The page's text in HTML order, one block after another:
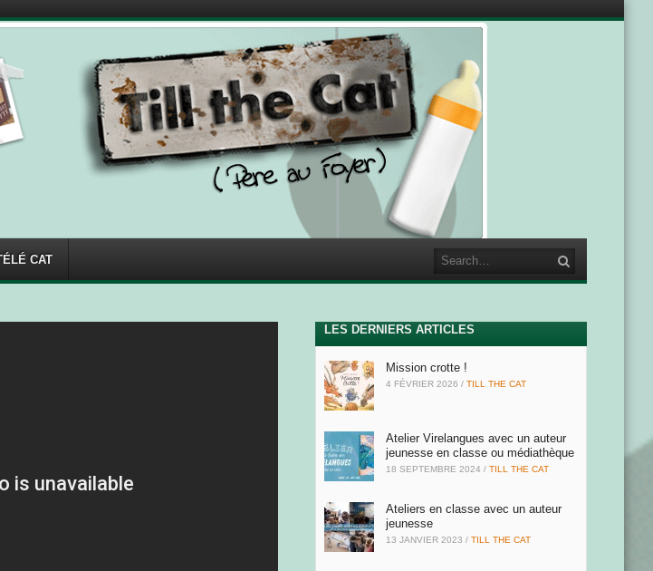
CAT Search
LES DERNIERS ARTICLES
Mission crotte !
4 FÉVRIER 2026 /TILL THE CAT
Atelier Virelangues avec un auteur
jeunesse en classe ou médiathèque
18 SEPTEMBRE 2024 /TILL THE CAT
Ateliers en classe avec un auteur
jeunesse
13 JANVIER 2023 /TILL THE CAT